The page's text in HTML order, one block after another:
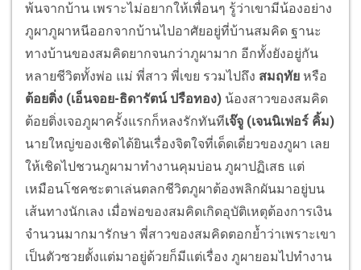
พ้นจากบ้าน เพราะไม่อยากให้เพื่อนๆ รู้ว่าเขามีน้องอย่าง
ภูผาภูผาหนีออกจากบ้านไปอาศัยอยู่ที่บ้านสมคิด ฐานะ
ทางบ้านของสมคิดยากจนกว่าภูผามาก อีกทั้งยังอยู่กัน
หลายชีวิตทั้งพ่อ แม่ พี่สาว พี่เขย รวมไปถึง สมฤทัย หรือ
ต้อยติ่ง (เอ็นจอย-ธิดารัตน์ ปรือทอง) น้องสาวของสมคิด
ต้อยติ่งเจอภูผาครั้งแรกก็หลงรักทันทีเจ๊จู (เจนนิเฟอร์ คิ้ม)
นายใหญ่ของเชิดได้ยินเรื่องจิตใจที่เด็ดเดี่ยวของภูผา เลย
ให้เชิดไปชวนภูผามาทำงานคุมบ่อน ภูผาปฏิเสธ แต่
เหมือนโชคชะตาเล่นตลกชีวิตภูผาต้องพลิกผันมาอยู่บน
เส้นทางนักเลง เมื่อพ่อของสมคิดเกิดอุบัติเหตุต้องการเงิน
จำนวนมากมารักษา พี่สาวของสมคิดตอกย้ำว่าเพราะเขา
เป็นตัวซวยตั้งแต่มาอยู่ด้วยก็มีแต่เรื่อง ภูผายอมไปทำงาน